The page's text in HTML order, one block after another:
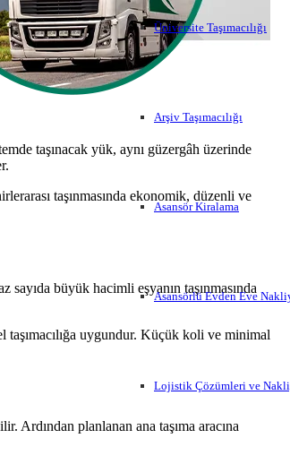
Üniversite Taşımacılığı
Arşiv Taşımacılığı
Asansör Kiralama
Asansörlü Evden Eve
Lojistik Çözümleri ve
taşınacak yük, aynı güzergâh üzerinde
taşınmasında ekonomik, düzenli ve
sayıda büyük hacimli eşyanın taşınmasında
uygundur. Küçük koli ve minimal
Ardından planlanan ana taşıma aracına